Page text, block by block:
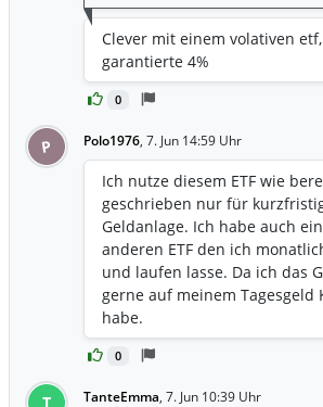
0
Clever mit einem volativen
garantierte 4%
P Polo1976, 7. Jun 14:59 Uhr
0
Ich nutze diesem ETF wie
geschrieben nur für
Geldanlage. Ich habe auch
anderen ETF den ich
und laufen lasse. Da ich das
gerne auf meinem Tagesgeld
habe.
T TanteEmma, 7. Jun 10:39 Uhr